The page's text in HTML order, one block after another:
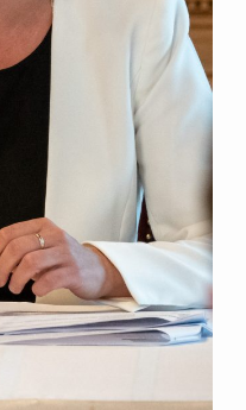
Bálsój szerelem a málenkij
robot idején